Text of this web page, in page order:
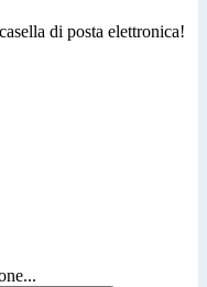
di posta elettronica!